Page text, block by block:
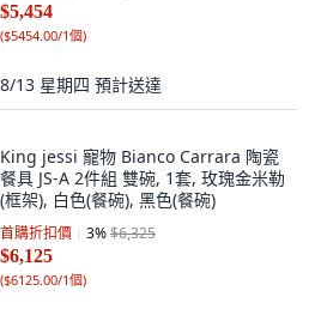
$5,454
($5454.00/1個)
8/13 星期四 預計送達
King jessi 寵物 Bianco Carrara 陶瓷
餐具 JS-A 2件組 雙碗, 1套, 玫瑰金米勒
(框架), 白色(餐碗), 黑色(餐碗)
首購折扣價 3%$6,325
$6,125
($6125.00/1個)